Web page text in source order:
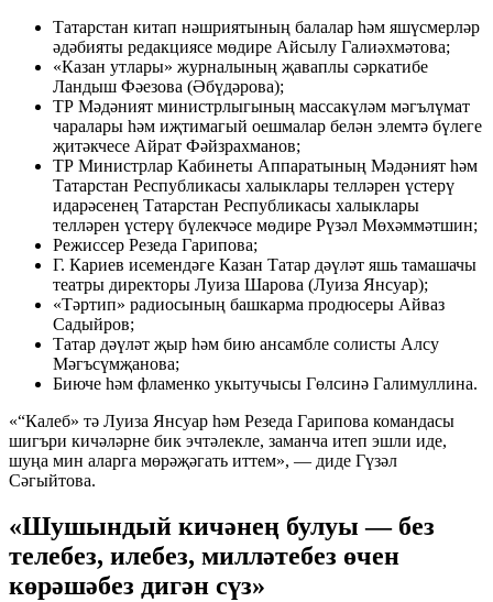
Татарстан китап нәшриятының балалар һәм яшүсмерләр
әдәбияты редакциясе мөдире Айсылу Галиәхмәтова;
«Казан утлары» журналының җаваплы сәркатибе
Ландыш Фәезова (Әбүдәрова);
ТР Мәдәният министрлыгының массакүләм мәгълүмат
чаралары һәм иҗтимагый оешмалар белән элемтә бүлеге
җитәкчесе Айрат Фәйзрахманов;
ТР Министрлар Кабинеты Аппаратының Мәдәният һәм
Татарстан Республикасы халыклары телләрен үстерү
идарәсенең Татарстан Республикасы халыклары
телләрен үстерү бүлекчәсе мөдире Рүзәл Мөхәммәтшин;
Режиссер Резеда Гарипова;
Г. Кариев исемендәге Казан Татар дәүләт яшь тамашачы
театры директоры Луиза Шарова (Луиза Янсуар);
«Тәртип» радиосының башкарма продюсеры Айваз
Садыйров;
Татар дәүләт җыр һәм бию ансамбле солисты Алсу
Мәгъсүмҗанова;
Биюче һәм фламенко укытучысы Гөлсинә Галимуллина.
«“Калеб» тә Луиза Янсуар һәм Резеда Гарипова командасы
шигъри кичәләрне бик эчтәлекле, заманча итеп эшли иде,
шуңа мин аларга мөрәҗәгать иттем», — диде Гүзәл
Сәгыйтова.
«Шушындый кичәнең булуы — без
телебез, илебез, милләтебез өчен
көрәшәбез дигән сүз»